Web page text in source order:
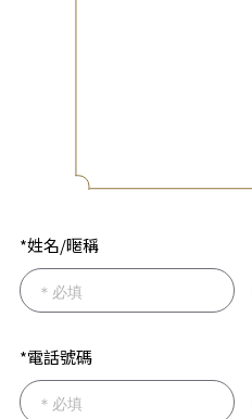
*姓名/暱稱
*電話號碼